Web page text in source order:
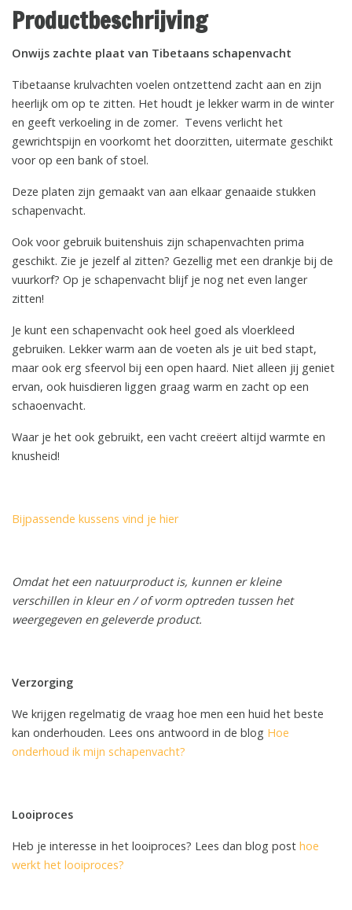
Productbeschrijving
Onwijs zachte plaat van Tibetaans schapenvacht
Tibetaanse krulvachten voelen ontzettend zacht aan en zijn
heerlijk om op te zitten. Het houdt je lekker warm in de winter
en geeft verkoeling in de zomer. Tevens verlicht het
gewrichtspijn en voorkomt het doorzitten, uitermate geschikt
voor op een bank of stoel.
Deze platen zijn gemaakt van aan elkaar genaaide stukken
schapenvacht.
Ook voor gebruik buitenshuis zijn schapenvachten prima
geschikt. Zie je jezelf al zitten? Gezellig met een drankje bij de
vuurkorf? Op je schapenvacht blijf je nog net even langer
zitten!
Je kunt een schapenvacht ook heel goed als vloerkleed
gebruiken. Lekker warm aan de voeten als je uit bed stapt,
maar ook erg sfeervol bij een open haard. Niet alleen jij geniet
ervan, ook huisdieren liggen graag warm en zacht op een
schaoenvacht.
Waar je het ook gebruikt, een vacht creëert altijd warmte en
knusheid!
Bijpassende kussens vind je hier
Omdat het een natuurproduct is, kunnen er kleine
verschillen in kleur en / of vorm optreden tussen het
weergegeven en geleverde product.
Verzorging
We krijgen regelmatig de vraag hoe men een huid het beste
kan onderhouden. Lees ons antwoord in de blog Hoe
onderhoud ik mijn schapenvacht?
Looiproces
Heb je interesse in het looiproces? Lees dan blog post hoe
werkt het looiproces?